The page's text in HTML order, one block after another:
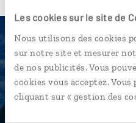
Les cookies sur le site de
Nous utilisons des cookies
sur notre site et mesurer
de nos publicités. Vous
cookies vous acceptez.
cliquant sur « gestion des
Une